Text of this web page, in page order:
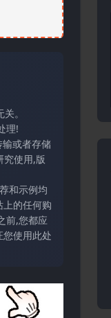
。
理!
或者存储
究使用,版
和示例均
的任何购
前,您都应
使用此处